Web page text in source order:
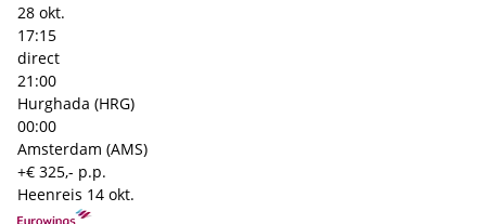
28 okt.
17:15
direct
21:00
Hurghada (HRG)
00:00
Amsterdam (AMS)
+€ 325,- p.p.
Heenreis 14 okt.